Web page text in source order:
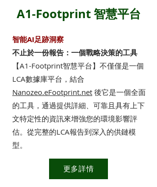
A1-Footprint 智慧平台
智能AI足跡洞察
不止於一份報告：一個戰略決策的工具
【A1-Footprint智慧平台】不僅僅是一個
LCA數據庫平台，結合
Nanozeo.eFootprint.net 後它是一個全面
的工具，通過提供詳細、可靠且具有上下
文特定性的資訊來增強您的環境影響評
估。從完整的LCA報告到深入的供鏈模
型。
更多詳情